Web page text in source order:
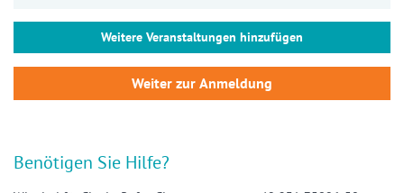
Weitere Veranstaltungen hinzufügen
Benötigen Sie Hilfe?